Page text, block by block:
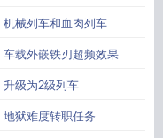
机械列车和血肉列车
车载外嵌铁刃超频效果
升级为2级列车
地狱难度转职任务